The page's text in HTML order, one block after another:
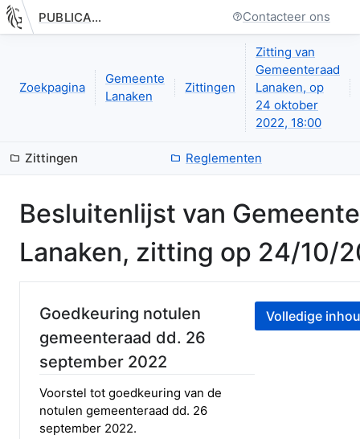
Nieuwe pagina:PUBLICATIE.GELINKT-NOTULEREN.VLAANDEREN.BE Contacteer ons
Zoekpagina
Gemeente
Lanaken
Zittingen
Zitting van
Gemeenteraad
Lanaken, op
24 oktober
2022, 18:00
Zittingen Reglementen
Besluitenlijst van
Lanaken, zitting op 24/10/
Goedkeuring notulen
gemeenteraad dd. 26
september 2022
Voorstel tot goedkeuring van de
notulen gemeenteraad dd. 26
september 2022.
Volledige